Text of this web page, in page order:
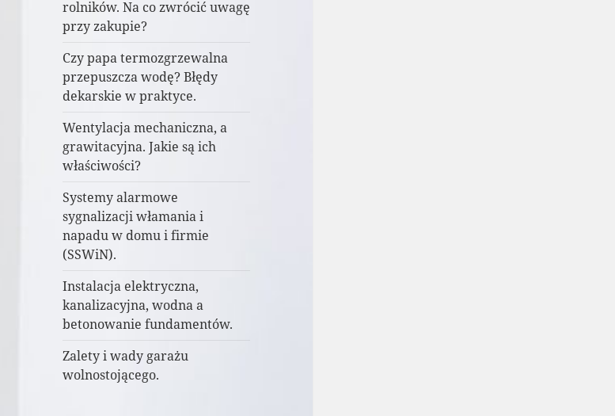
rolników. Na co zwrócić uwagę
przy zakupie?
Czy papa termozgrzewalna
przepuszcza wodę? Błędy
dekarskie w praktyce.
Wentylacja mechaniczna, a
grawitacyjna. Jakie są ich
właściwości?
Systemy alarmowe
sygnalizacji włamania i
napadu w domu i firmie
(SSWiN).
Instalacja elektryczna,
kanalizacyjna, wodna a
betonowanie fundamentów.
Zalety i wady garażu
wolnostojącego.